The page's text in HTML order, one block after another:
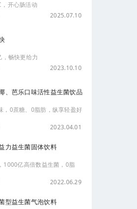
开心肠活动
2025.07.10
畅快更给力
2023.10.10
、芭乐口味活性益生菌饮品
，0蔗糖、0脂肪，纵享轻盈好
2023.04.01
力益生菌固体饮料
1000亿高倍数益生菌，0脂
2022.06.29
型益生菌气泡饮料